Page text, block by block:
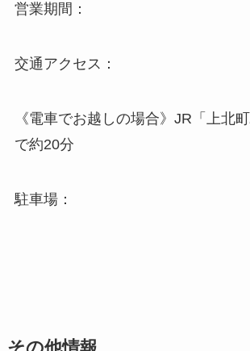
営業期間：
交通アクセス：
《電車でお越しの場合》JR「上北
で約20分
駐車場：